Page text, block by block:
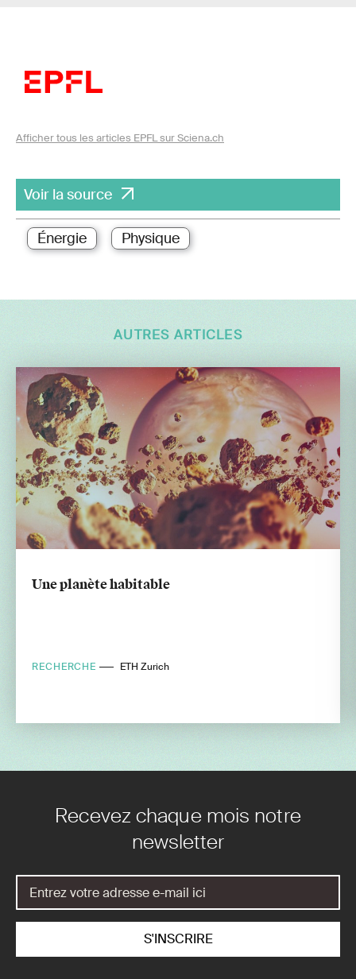
Afficher tous les articles EPFL sur Sciena.ch
Voir la source
Énergie Physique
AUTRES ARTICLES
Une planète habitable
RECHERCHE ETH Zurich
Recevez chaque mois notre
newsletter